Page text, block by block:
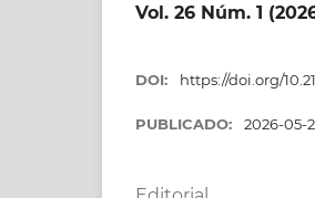
Vol. 26 Núm. 1
DOI: https://doi.org/
PUBLICADO: 2026-05-